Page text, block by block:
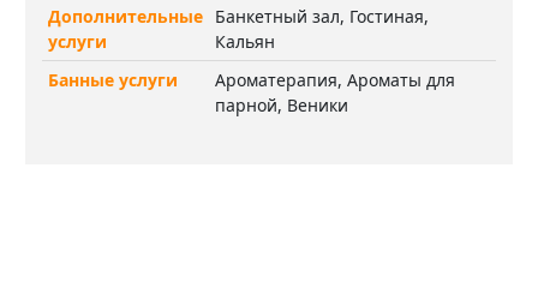
Дополнительные
услуги
Банкетный зал, Гостиная,
Кальян
Банные услуги
Ароматерапия, Ароматы для
парной, Веники